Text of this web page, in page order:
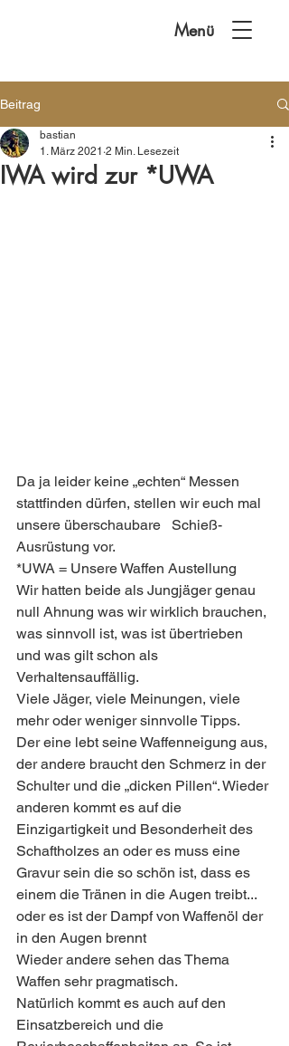
Menü
Beitrag
IWA wird zur *UWA
bastian
1. März 2021 2 Min. Lesezeit
Da ja leider keine „echten“ Messen
stattfinden dürfen, stellen wir euch mal
unsere überschaubare   Schieß-
Ausrüstung vor.
*UWA = Unsere Waffen Austellung
Wir hatten beide als Jungjäger genau
null Ahnung was wir wirklich brauchen,
was sinnvoll ist, was ist übertrieben
und was gilt schon als
Verhaltensauffällig.
Viele Jäger, viele Meinungen, viele
mehr oder weniger sinnvolle Tipps.
Der eine lebt seine Waffenneigung aus,
der andere braucht den Schmerz in der
Schulter und die „dicken Pillen“. Wieder
anderen kommt es auf die
Einzigartigkeit und Besonderheit des
Schaftholzes an oder es muss eine
Gravur sein die so schön ist, dass es
einem die Tränen in die Augen treibt...
oder es ist der Dampf von Waffenöl der
in den Augen brennt
Wieder andere sehen das Thema
Waffen sehr pragmatisch.
Natürlich kommt es auch auf den
Einsatzbereich und die